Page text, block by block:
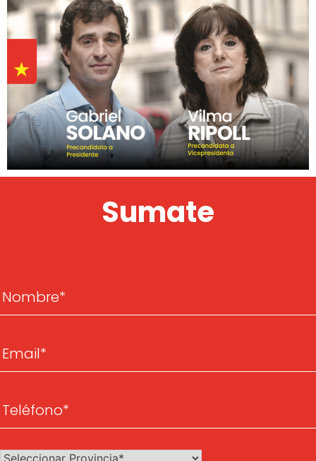
Sumate